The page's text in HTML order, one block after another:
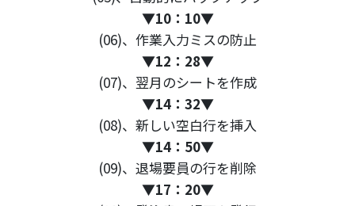
▼10：10▼
(06)、作業入力ミスの防止
▼12：28▼
(07)、翌月のシートを作成
▼14：32▼
(08)、新しい空白行を挿入
▼14：50▼
(09)、退場要員の行を削除
▼17：20▼